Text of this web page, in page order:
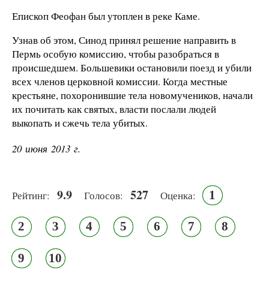
Епископ Феофан был утоплен в реке Каме.
Узнав об этом, Синод принял решение направить в
Пермь особую комиссию, чтобы разобраться в
происшедшем. Большевики остановили поезд и убили
всех членов церковной комиссии. Когда местные
крестьяне, похоронившие тела новомучеников, начали
их почитать как святых, власти послали людей
выкопать и сжечь тела убитых.
20 июня 2013 г.
Рейтинг: 9.9 Голосов: 527 Оценка: 1
2 3 4 5 6 7 8
9 10